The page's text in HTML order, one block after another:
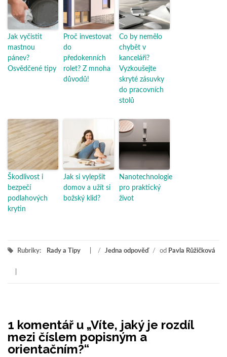
Jak vyčistit
mastnou
pánev?
Osvědčené tipy
Proč investovat
do
předokenních
rolet? Z mnoha
důvodů!
Co by nemělo
chybět v
kanceláři?
Vyzkoušejte
skryté zásuvky
do pracovních
stolů
Škodlivost i
bezpečí
podlahových
krytin
Jak si vylepšit
domov a užít si
božský klid?
Nanotechnologie
pro praktický
život
Rubriky: Rady a Tipy / Jedna odpověď / od Pavla Růžičková
1 komentář u „Víte, jaký je rozdíl
mezi číslem popisným a
orientačním?“